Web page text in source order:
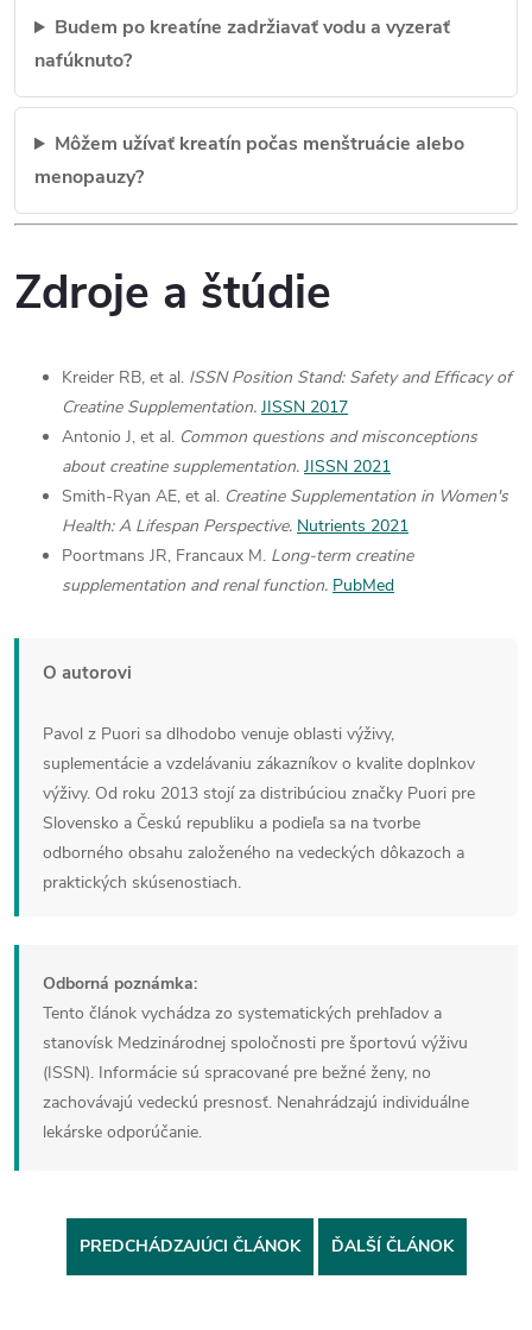
Budem po kreatíne zadržiavať vodu a vyzerať
nafúknuto?
Môžem užívať kreatín počas menštruácie alebo
menopauzy?
Zdroje a štúdie
Kreider RB, et al. ISSN Position Stand: Safety and Efficacy of
Creatine Supplementation. JISSN 2017
Antonio J, et al. Common questions and misconceptions
about creatine supplementation. JISSN 2021
Smith-Ryan AE, et al. Creatine Supplementation in Women's
Health: A Lifespan Perspective. Nutrients 2021
Poortmans JR, Francaux M. Long-term creatine
supplementation and renal function. PubMed
O autorovi
Pavol z Puori sa dlhodobo venuje oblasti výživy,
suplementácie a vzdelávaniu zákazníkov o kvalite doplnkov
výživy. Od roku 2013 stojí za distribúciou značky Puori pre
Slovensko a Českú republiku a podieľa sa na tvorbe
odborného obsahu založeného na vedeckých dôkazoch a
praktických skúsenostiach.
Odborná poznámka:
Tento článok vychádza zo systematických prehľadov a
stanovísk Medzinárodnej spoločnosti pre športovú výživu
(ISSN). Informácie sú spracované pre bežné ženy, no
zachovávajú vedeckú presnosť. Nenahrádzajú individuálne
lekárske odporúčanie.
PREDCHÁDZAJÚCI ČLÁNOK ĎALŠÍ ČLÁNOK